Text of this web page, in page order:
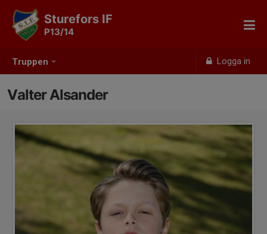
Truppen Logga in
Sturefors IF
P13/14
Valter Alsander